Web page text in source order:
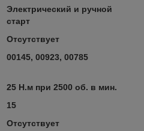
Электрический и ручной
старт
Отсутствует
00145, 00923, 00785
25 Н.м при 2500 об. в мин.
15
Отсутствует